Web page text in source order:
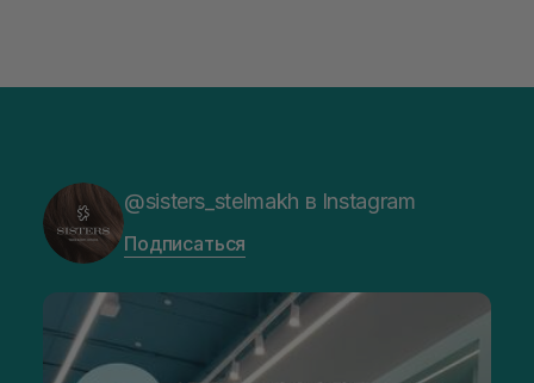
@sisters_stelmakh в Instagram
Подписаться